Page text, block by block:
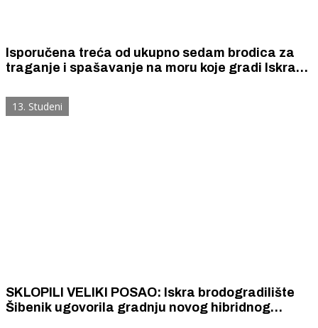
Isporučena treća od ukupno sedam brodica za
traganje i spašavanje na moru koje gradi Iskra
13. Studeni
SKLOPILI VELIKI POSAO: Iskra brodogradilište
Šibenik ugovorila gradnju novog hibridnog